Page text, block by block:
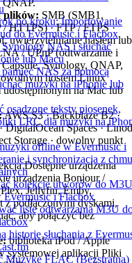
po kroku: Importowanie
do Evermusic i Flacbox
Synology NAS i słuchać
lub Macu
pamięć NAS za pomocą
muzyki na iPhonie lub
osadzone teksty piosenek,
LRC dla muzyki na
offline w Evermusic i
i synchronizacja z
kolekcję utworów do
i Flacbox
listę odtwarzania M3U
historię słuchania z
Muzykę FLAC (Bezstratną)
QNAP.
plików: SMB (SMB1,
HTTPS) · FTP / FTPS ·
uwierzytelnianie hasłem lub
/ UPnP (odtwarzanie i
Synology, QNAP,
hostem Linux
na Mac lub
AWS S3 · Backblaze B2 ·
DigitalOcean Spaces ·
Storage · dowolny punkt
Dostępne urządzenia
urządzenia Bonjour /
Jellyfin, Emby,
podłączonymi dyskami,
aby połączyć bez
biblioteka iPod / Apple
systemowej aplikacji Pliki